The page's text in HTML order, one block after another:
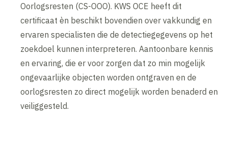
Oorlogsresten (CS-OOO). KWS OCE heeft dit
certificaat èn beschikt bovendien over vakkundig en
ervaren specialisten die de detectiegegevens op het
zoekdoel kunnen interpreteren. Aantoonbare kennis
en ervaring, die er voor zorgen dat zo min mogelijk
ongevaarlijke objecten worden ontgraven en de
oorlogsresten zo direct mogelijk worden benaderd en
veiliggesteld.